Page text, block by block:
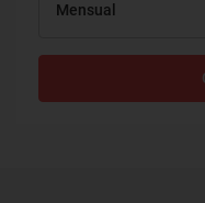
Mensual